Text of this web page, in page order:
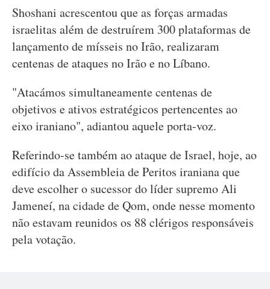
Shoshani acrescentou que as forças armadas
israelitas além de destruírem 300 plataformas de
lançamento de mísseis no Irão, realizaram
centenas de ataques no Irão e no Líbano.
"Atacámos simultaneamente centenas de
objetivos e ativos estratégicos pertencentes ao
eixo iraniano", adiantou aquele porta-voz.
Referindo-se também ao ataque de Israel, hoje, ao
edifício da Assembleia de Peritos iraniana que
deve escolher o sucessor do líder supremo Ali
Jameneí, na cidade de Qom, onde nesse momento
não estavam reunidos os 88 clérigos responsáveis
pela votação.